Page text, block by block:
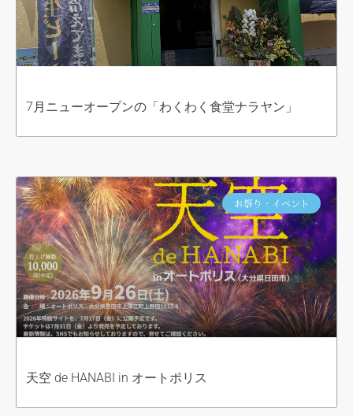
7月ニューオープンの「わくわく食堂ナラヤン」
お祭り・イベント
天空 de HANABI in オートポリス